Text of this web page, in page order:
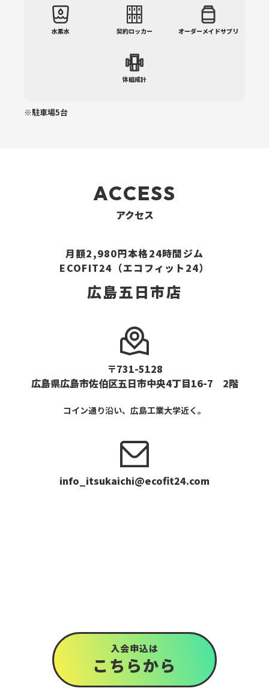
水素水 契約ロッカー オーダーメイドサプリ
体組成計
※駐車場5台
ACCESS
アクセス
月額2,980円本格24時間ジム
ECOFIT24（エコフィット24）
広島五日市店
〒731-5128
広島県広島市佐伯区五日市中央4丁目16-7 2階
コイン通り沿い、広島工業大学近く。
info_itsukaichi@ecofit24.com
入会申込は
こちらから